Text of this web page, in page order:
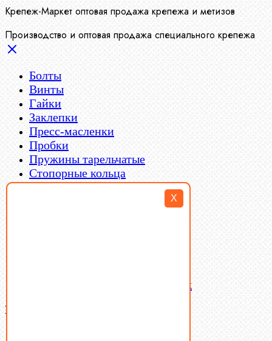
X
Крепеж-Маркет оптовая продажа крепежа и метизов
Производство и оптовая продажа специального крепежа
Болты
Винты
Гайки
Заклепки
Пресс-масленки
Пробки
Пружины тарельчатые
Стопорные кольца
Такелаж
Латунный и бронзовый крепеж
Ваша корзина